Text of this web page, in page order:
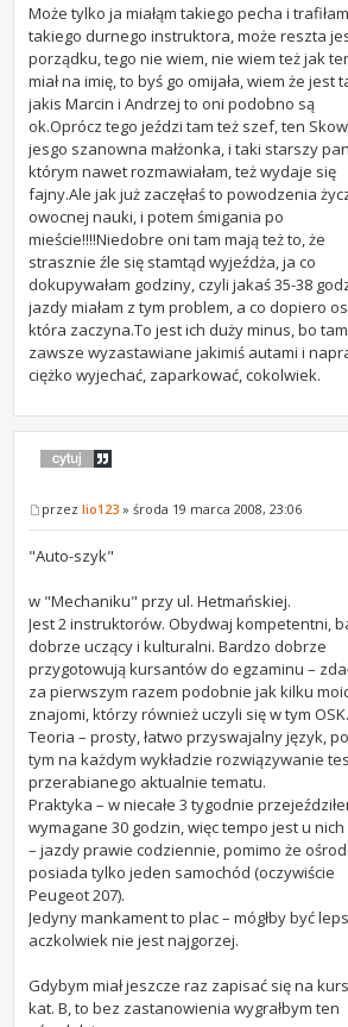
Może tylko ja miałąm takiego pecha i
takiego durnego instruktora, może reszta
porządku, tego nie wiem, nie wiem też jak
miał na imię, to byś go omijała, wiem że jest
jakis Marcin i Andrzej to oni podobno są
ok.Oprócz tego jeździ tam też szef, ten
jesgo szanowna małżonka, i taki starszy
którym nawet rozmawiałam, też wydaje się
fajny.Ale jak już zaczęłaś to powodzenia
owocnej nauki, i potem śmigania po
mieście!!!!Niedobre oni tam mają też to, że
strasznie źle się stamtąd wyjeźdża, ja co
dokupywałam godziny, czyli jakaś 35-38
jazdy miałam z tym problem, a co dopiero
która zaczyna.To jest ich duży minus, bo
zawsze wyzastawiane jakimiś autami i
ciężko wyjechać, zaparkować, cokolwiek.
przezlio123 » środa 19 marca 2008, 23:06
"Auto-szyk"
w "Mechaniku" przy ul. Hetmańskiej.
Jest 2 instruktorów. Obydwaj kompetentni,
dobrze uczący i kulturalni. Bardzo dobrze
przygotowują kursantów do egzaminu –
za pierwszym razem podobnie jak kilku
znajomi, którzy również uczyli się w tym OSK.
Teoria – prosty, łatwo przyswajalny język,
tym na każdym wykładzie rozwiązywanie
przerabianego aktualnie tematu.
Praktyka – w niecałe 3 tygodnie
wymagane 30 godzin, więc tempo jest u nich
– jazdy prawie codziennie, pomimo że
posiada tylko jeden samochód (oczywiście
Peugeot 207).
Jedyny mankament to plac – mógłby być
aczkolwiek nie jest najgorzej.
Gdybym miał jeszcze raz zapisać się na
kat. B, to bez zastanowienia wygrałbym ten